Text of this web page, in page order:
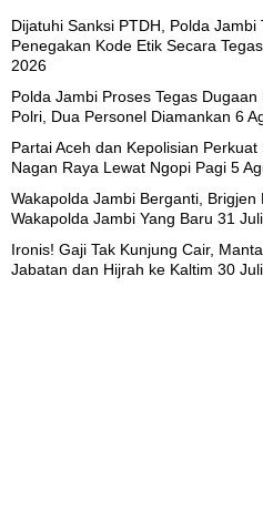
Dijatuhi Sanksi PTDH, Polda Jambi
Penegakan Kode Etik Secara
2026
Polda Jambi Proses Tegas
Polri, Dua Personel Diamankan 6
Partai Aceh dan Kepolisian
Nagan Raya Lewat Ngopi Pagi 5
Wakapolda Jambi Berganti, Brigjen
Wakapolda Jambi Yang Baru 31
Ironis! Gaji Tak Kunjung Cair,
Jabatan dan Hijrah ke Kaltim 30